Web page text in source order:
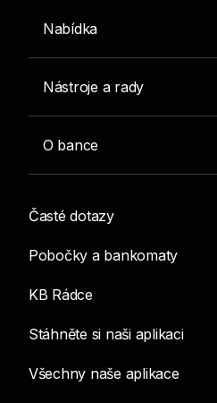
Nabídka
Nástroje a rady
O bance
Časté dotazy
Pobočky a bankomaty
KB Rádce
Stáhněte si naši aplikaci
Všechny naše aplikace